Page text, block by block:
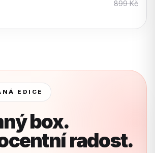
899Kč
EDICE
box.
radost.